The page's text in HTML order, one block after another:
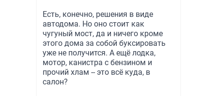
Есть, конечно, решения в виде
автодома. Но оно стоит как
чугуный мост, да и ничего кроме
этого дома за собой буксировать
уже не получится. А ещё лодка,
мотор, канистра с бензином и
прочий хлам -- это всё куда, в
салон?